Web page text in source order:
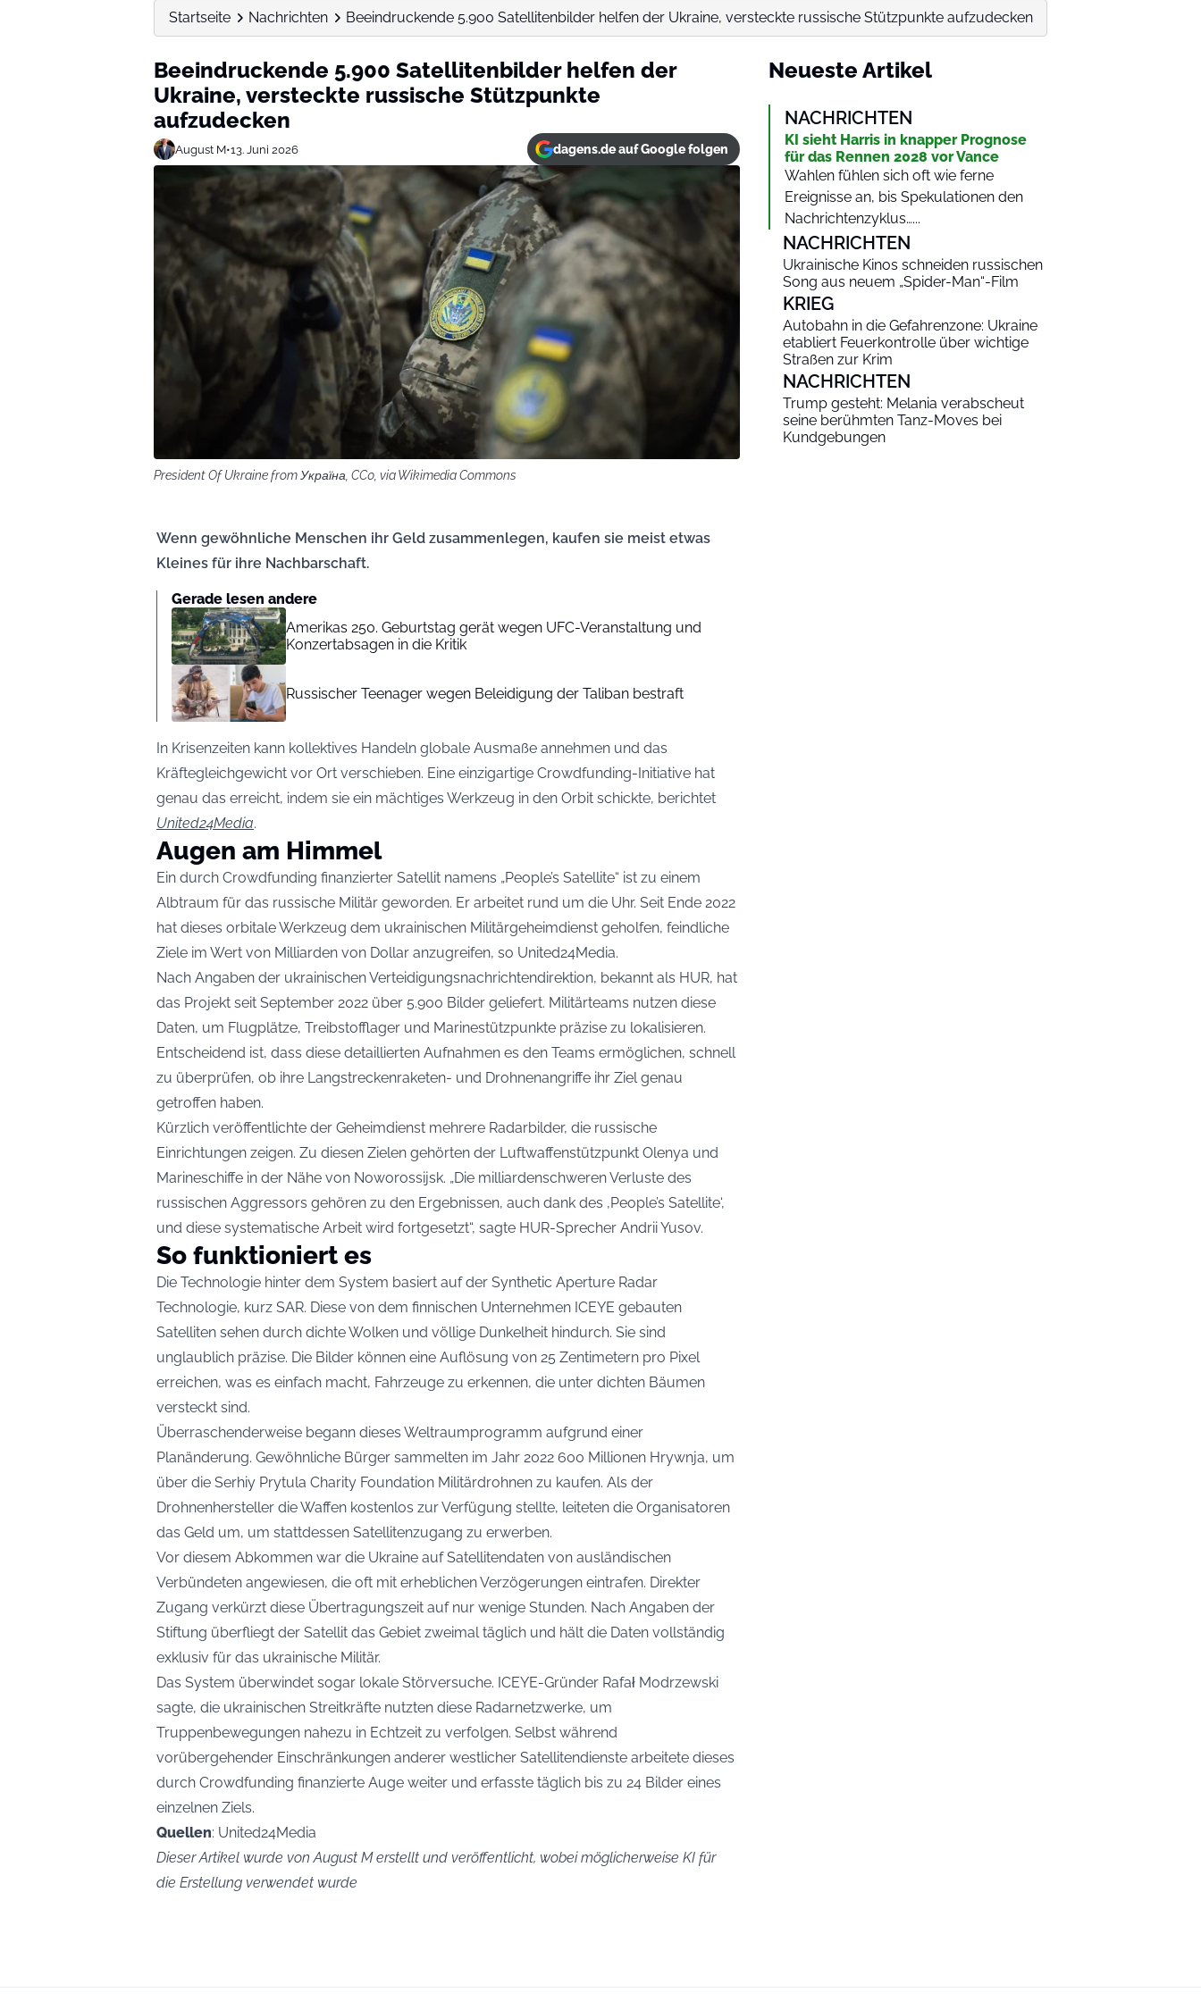
Startseite Nachrichten Beeindruckende 5.900 Satellitenbilder helfen der Ukraine, versteckte russische Stützpunkte aufzudecken
Beeindruckende 5.900 Satellitenbilder helfen der
Ukraine, versteckte russische Stützpunkte
aufzudecken
August M•13. Juni 2026 dagens.de auf Google folgen
President Of Ukraine from Україна, CC0, via Wikimedia Commons
Wenn gewöhnliche Menschen ihr Geld zusammenlegen, kaufen sie meist etwas
Kleines für ihre Nachbarschaft.
Gerade lesen andere
Amerikas 250. Geburtstag gerät wegen UFC-Veranstaltung und
Konzertabsagen in die Kritik
Russischer Teenager wegen Beleidigung der Taliban bestraft
In Krisenzeiten kann kollektives Handeln globale Ausmaße annehmen und das
Kräftegleichgewicht vor Ort verschieben. Eine einzigartige Crowdfunding-Initiative hat
genau das erreicht, indem sie ein mächtiges Werkzeug in den Orbit schickte, berichtet
United24Media.
Augen am Himmel
Ein durch Crowdfunding finanzierter Satellit namens „People’s Satellite“ ist zu einem
Albtraum für das russische Militär geworden. Er arbeitet rund um die Uhr. Seit Ende 2022
hat dieses orbitale Werkzeug dem ukrainischen Militärgeheimdienst geholfen, feindliche
Ziele im Wert von Milliarden von Dollar anzugreifen, so United24Media.
Nach Angaben der ukrainischen Verteidigungsnachrichtendirektion, bekannt als HUR, hat
das Projekt seit September 2022 über 5.900 Bilder geliefert. Militärteams nutzen diese
Daten, um Flugplätze, Treibstofflager und Marinestützpunkte präzise zu lokalisieren.
Entscheidend ist, dass diese detaillierten Aufnahmen es den Teams ermöglichen, schnell
zu überprüfen, ob ihre Langstreckenraketen- und Drohnenangriffe ihr Ziel genau
getroffen haben.
Kürzlich veröffentlichte der Geheimdienst mehrere Radarbilder, die russische
Einrichtungen zeigen. Zu diesen Zielen gehörten der Luftwaffenstützpunkt Olenya und
Marineschiffe in der Nähe von Noworossijsk. „Die milliardenschweren Verluste des
russischen Aggressors gehören zu den Ergebnissen, auch dank des ‚People’s Satellite‘,
und diese systematische Arbeit wird fortgesetzt“, sagte HUR-Sprecher Andrii Yusov.
So funktioniert es
Die Technologie hinter dem System basiert auf der Synthetic Aperture Radar
Technologie, kurz SAR. Diese von dem finnischen Unternehmen ICEYE gebauten
Satelliten sehen durch dichte Wolken und völlige Dunkelheit hindurch. Sie sind
unglaublich präzise. Die Bilder können eine Auflösung von 25 Zentimetern pro Pixel
erreichen, was es einfach macht, Fahrzeuge zu erkennen, die unter dichten Bäumen
versteckt sind.
Überraschenderweise begann dieses Weltraumprogramm aufgrund einer
Planänderung. Gewöhnliche Bürger sammelten im Jahr 2022 600 Millionen Hrywnja, um
über die Serhiy Prytula Charity Foundation Militärdrohnen zu kaufen. Als der
Drohnenhersteller die Waffen kostenlos zur Verfügung stellte, leiteten die Organisatoren
das Geld um, um stattdessen Satellitenzugang zu erwerben.
Vor diesem Abkommen war die Ukraine auf Satellitendaten von ausländischen
Verbündeten angewiesen, die oft mit erheblichen Verzögerungen eintrafen. Direkter
Zugang verkürzt diese Übertragungszeit auf nur wenige Stunden. Nach Angaben der
Stiftung überfliegt der Satellit das Gebiet zweimal täglich und hält die Daten vollständig
exklusiv für das ukrainische Militär.
Das System überwindet sogar lokale Störversuche. ICEYE-Gründer Rafał Modrzewski
sagte, die ukrainischen Streitkräfte nutzten diese Radarnetzwerke, um
Truppenbewegungen nahezu in Echtzeit zu verfolgen. Selbst während
vorübergehender Einschränkungen anderer westlicher Satellitendienste arbeitete dieses
durch Crowdfunding finanzierte Auge weiter und erfasste täglich bis zu 24 Bilder eines
einzelnen Ziels.
Quellen: United24Media
Dieser Artikel wurde von August M erstellt und veröffentlicht, wobei möglicherweise KI für
die Erstellung verwendet wurde
Neueste Artikel
NACHRICHTEN
KI sieht Harris in knapper Prognose
für das Rennen 2028 vor Vance
Wahlen fühlen sich oft wie ferne
Ereignisse an, bis Spekulationen den
Nachrichtenzyklus…...
NACHRICHTEN
Ukrainische Kinos schneiden russischen
Song aus neuem „Spider-Man“-Film
KRIEG
Autobahn in die Gefahrenzone: Ukraine
etabliert Feuerkontrolle über wichtige
Straßen zur Krim
NACHRICHTEN
Trump gesteht: Melania verabscheut
seine berühmten Tanz-Moves bei
Kundgebungen